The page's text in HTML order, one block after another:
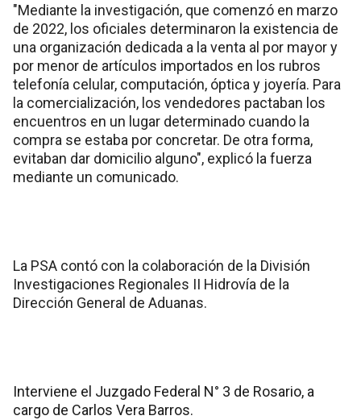
"Mediante la investigación, que comenzó en marzo
de 2022, los oficiales determinaron la existencia de
una organización dedicada a la venta al por mayor y
por menor de artículos importados en los rubros
telefonía celular, computación, óptica y joyería. Para
la comercialización, los vendedores pactaban los
encuentros en un lugar determinado cuando la
compra se estaba por concretar. De otra forma,
evitaban dar domicilio alguno", explicó la fuerza
mediante un comunicado.
La PSA contó con la colaboración de la División
Investigaciones Regionales II Hidrovía de la
Dirección General de Aduanas.
Interviene el Juzgado Federal N° 3 de Rosario, a
cargo de Carlos Vera Barros.